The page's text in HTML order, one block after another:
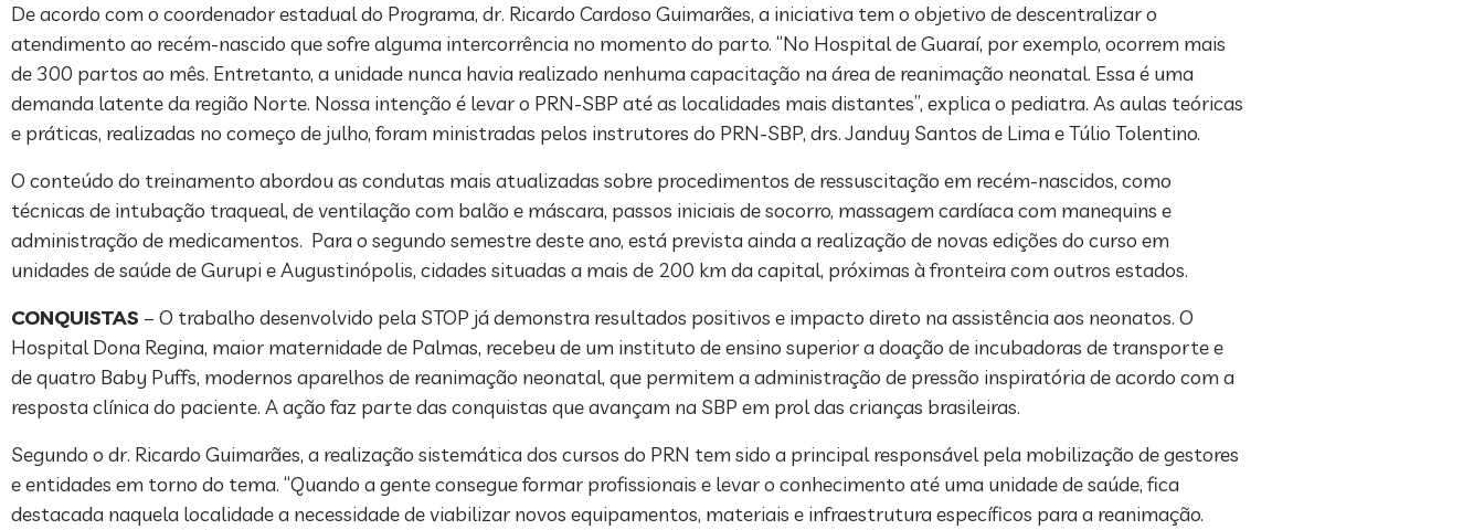
De acordo com o coordenador estadual do Programa, dr. Ricardo Cardoso Guimarães, a iniciativa tem o objetivo de descentralizar o
atendimento ao recém-nascido que sofre alguma intercorrência no momento do parto. “No Hospital de Guaraí, por exemplo, ocorrem mais
de 300 partos ao mês. Entretanto, a unidade nunca havia realizado nenhuma capacitação na área de reanimação neonatal. Essa é uma
demanda latente da região Norte. Nossa intenção é levar o PRN-SBP até as localidades mais distantes”, explica o pediatra. As aulas teóricas
e práticas, realizadas no começo de julho, foram ministradas pelos instrutores do PRN-SBP, drs. Janduy Santos de Lima e Túlio Tolentino.
O conteúdo do treinamento abordou as condutas mais atualizadas sobre procedimentos de ressuscitação em recém-nascidos, como
técnicas de intubação traqueal, de ventilação com balão e máscara, passos iniciais de socorro, massagem cardíaca com manequins e
administração de medicamentos. Para o segundo semestre deste ano, está prevista ainda a realização de novas edições do curso em
unidades de saúde de Gurupi e Augustinópolis, cidades situadas a mais de 200 km da capital, próximas à fronteira com outros estados.
CONQUISTAS – O trabalho desenvolvido pela STOP já demonstra resultados positivos e impacto direto na assistência aos neonatos. O
Hospital Dona Regina, maior maternidade de Palmas, recebeu de um instituto de ensino superior a doação de incubadoras de transporte e
de quatro Baby Puffs, modernos aparelhos de reanimação neonatal, que permitem a administração de pressão inspiratória de acordo com a
resposta clínica do paciente. A ação faz parte das conquistas que avançam na SBP em prol das crianças brasileiras.
Segundo o dr. Ricardo Guimarães, a realização sistemática dos cursos do PRN tem sido a principal responsável pela mobilização de gestores
e entidades em torno do tema. “Quando a gente consegue formar profissionais e levar o conhecimento até uma unidade de saúde, fica
destacada naquela localidade a necessidade de viabilizar novos equipamentos, materiais e infraestrutura específicos para a reanimação.